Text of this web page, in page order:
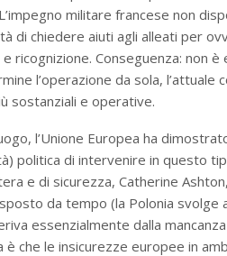
militare francese non
di chiedere aiuti agli alleati per
ricognizione. Conseguenza: non
l’operazione da sola, l’attuale
sostanziali e operative.
l’Unione Europea ha
politica di intervenire in questo
e di sicurezza, Catherine
da tempo (la Polonia svolge
essenzialmente dalla
è che le insicurezze europee in